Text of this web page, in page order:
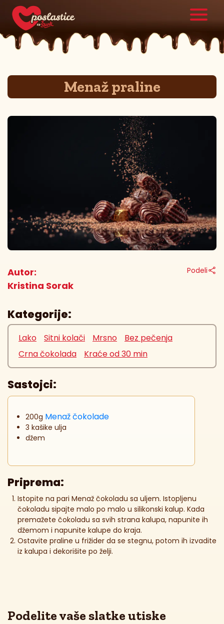
Menaž praline
Autor:
Kristina Sorak
Podeli
Kategorije:
Lako Sitni kolači Mrsno
Bez pečenja
Crna čokolada
Kraće od 30 min
Sastojci:
200g Menaž čokolade
3 kašike ulja
džem
Priprema:
Istopite na pari Menaž čokoladu sa uljem. Istopljenu
čokoladu sipajte malo po malo u silikonski kalup. Kada
premažete čokoladu sa svih strana kalupa, napunite ih
džemom i napunite kalupe do kraja.
Ostavite praline u frižider da se stegnu, potom ih izvadite
iz kalupa i dekorišite po želji.
Podelite vaše slatke utiske